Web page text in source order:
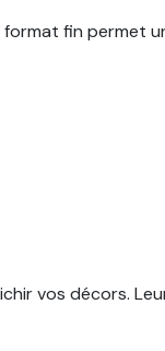
fin permet
vos décors.